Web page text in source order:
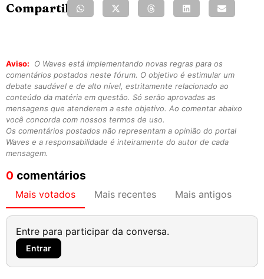
Compartilhe:
Aviso:
O Waves está implementando novas regras para os
comentários postados neste fórum. O objetivo é estimular um
debate saudável e de alto nível, estritamente relacionado ao
conteúdo da matéria em questão. Só serão aprovadas as
mensagens que atenderem a este objetivo. Ao comentar abaixo
você concorda com nossos termos de uso.
Os comentários postados não representam a opinião do portal
Waves e a responsabilidade é inteiramente do autor de cada
mensagem.
0 comentários
Mais votados Mais recentes Mais antigos
Entre para participar da conversa.
Entrar